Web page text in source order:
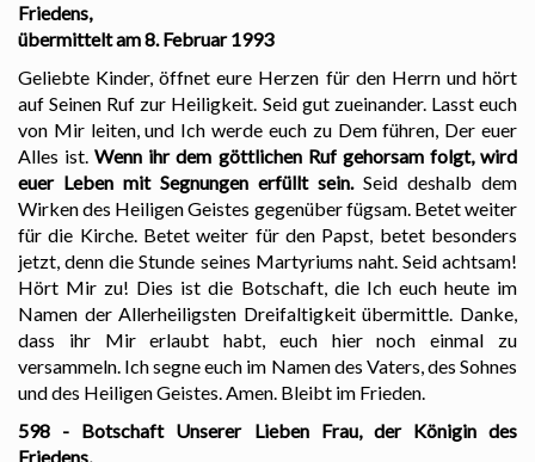
Friedens,
übermittelt am 8. Februar 1993
Geliebte Kinder, öffnet eure Herzen für den Herrn und hört
auf Seinen Ruf zur Heiligkeit. Seid gut zueinander. Lasst euch
von Mir leiten, und Ich werde euch zu Dem führen, Der euer
Alles ist.Wenn ihr dem göttlichen Ruf gehorsam folgt, wird
euer Leben mit Segnungen erfüllt sein.Seid deshalb dem
Wirken des Heiligen Geistes gegenüber fügsam. Betet weiter
für die Kirche. Betet weiter für den Papst, betet besonders
jetzt, denn die Stunde seines Martyriums naht. Seid achtsam!
Hört Mir zu! Dies ist die Botschaft, die Ich euch heute im
Namen der Allerheiligsten Dreifaltigkeit übermittle. Danke,
dass ihr Mir erlaubt habt, euch hier noch einmal zu
versammeln. Ich segne euch im Namen des Vaters, des Sohnes
und des Heiligen Geistes. Amen. Bleibt im Frieden.
598 - Botschaft Unserer Lieben Frau, der Königin des
Friedens,